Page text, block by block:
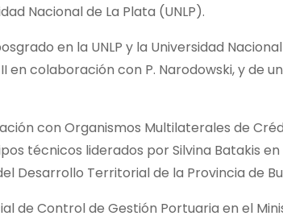
Nacional de La Plata (UNLP).
en la UNLP y la Universidad
colaboración con P. Narodowski, y de
con Organismos Multilaterales de
técnicos liderados por Silvina Batakis
Desarrollo Territorial de la Provincia de
de Control de Gestión Portuaria en el